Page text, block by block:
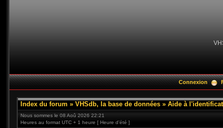
Connexion
Index du forum » VHSdb, la base de données » Aide à
Nous sommes le 08 Aoû 2026 22:21
Heures au format UTC + 1 heure [ Heure d’été ]